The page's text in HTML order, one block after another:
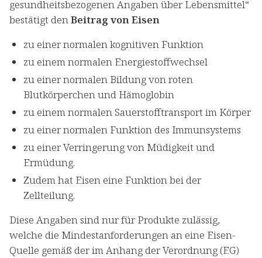
gesundheitsbezogenen Angaben über Lebensmittel“
bestätigt denBeitrag von Eisen
zu einer normalen kognitiven Funktion
zu einem normalen Energiestoffwechsel
zu einer normalen Bildung von roten
Blutkörperchen und Hämoglobin
zu einem normalen Sauerstofftransport im Körper
zu einer normalen Funktion des Immunsystems
zu einer Verringerung von Müdigkeit und
Ermüdung.
Zudem hat Eisen eine Funktion bei der
Zellteilung.
Diese Angaben sind nur für Produkte zulässig,
welche die Mindestanforderungen an eine Eisen-
Quelle gemäß der im Anhang der Verordnung (EG)